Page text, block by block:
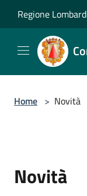
Regione
Home > Novità
Novità